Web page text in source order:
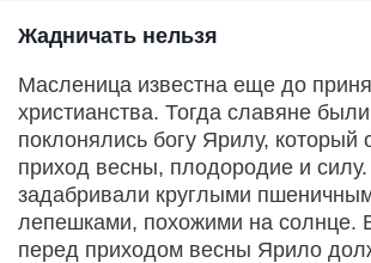
Жадничать нельзя
Масленица известна еще до
христианства. Тогда славяне
поклонялись богу Ярилу, который
приход весны, плодородие и
задабривали круглыми
лепешками, похожими на солнце.
перед приходом весны Ярило